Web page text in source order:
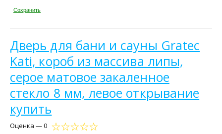
Сохранить
Дверь для бани и сауны Gratec
Kati, короб из массива липы,
серое матовое закаленное
стекло 8 мм, левое открывание
купить
Оценка — 0